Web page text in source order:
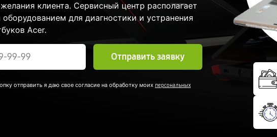
клиента. Сервисный центр располагает
для диагностики и устранения
Acer.
Отправить заявку
отправить я даю свое согласие на обработку моих персональных